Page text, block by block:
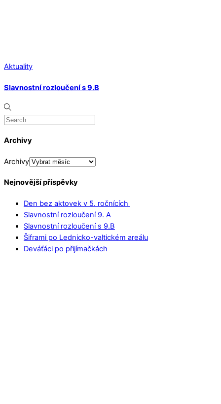
Aktuality
Slavnostní rozloučení s 9.B
Archivy
Archivy
Nejnovější příspěvky
Den bez aktovek v 5. ročnících
Slavnostní rozloučení 9. A
Slavnostní rozloučení s 9.B
Šiframi po Lednicko-valtickém areálu
Deváťáci po přijímačkách